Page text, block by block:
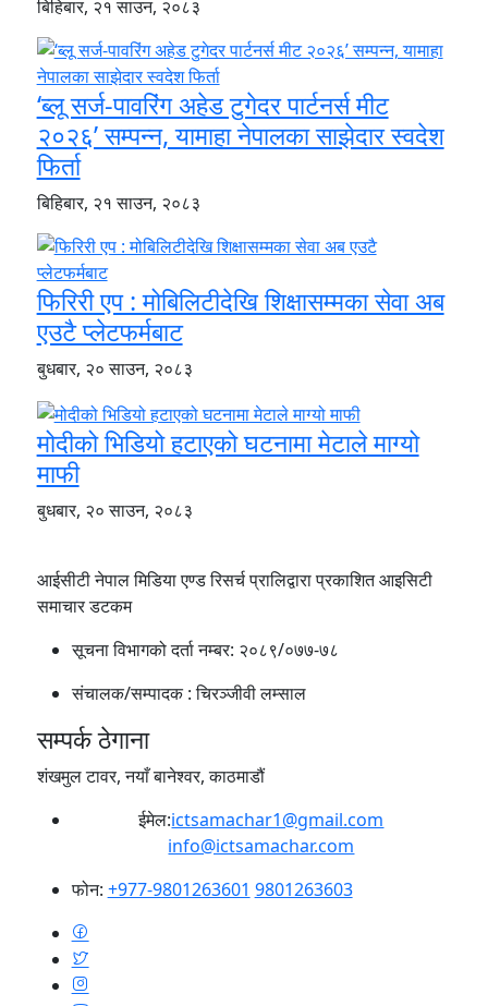
बिहिबार, २१ साउन, २०८३
‘ब्लू सर्ज-पावरिंग अहेड टुगेदर पार्टनर्स मीट
२०२६’ सम्पन्न, यामाहा नेपालका साझेदार स्वदेश
फिर्ता
बिहिबार, २१ साउन, २०८३
फिरिरी एप : मोबिलिटीदेखि शिक्षासम्मका सेवा अब
एउटै प्लेटफर्मबाट
बुधबार, २० साउन, २०८३
मोदीको भिडियो हटाएको घटनामा मेटाले माग्यो
माफी
बुधबार, २० साउन, २०८३
आईसीटी नेपाल मिडिया एण्ड रिसर्च प्रालिद्वारा प्रकाशित आइसिटी
समाचार डटकम
सूचना विभागको दर्ता नम्बर: २०८९/०७७-७८
संचालक/सम्पादक :चिरञ्जीवी लम्साल
सम्पर्क ठेगाना
शंखमुल टावर, नयाँ बानेश्वर, काठमाडौं
ईमेल:ictsamachar1@gmail.com
info@ictsamachar.com
फोन: +977-9801263601 9801263603